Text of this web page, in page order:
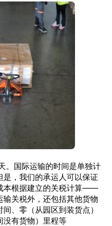
。国际运输的时间是单独计
，我们的承运人可以保证
本根据建立的关税计算——
关税外，还包括其他货物
、零（从园区到装货点）
没有货物）里程等